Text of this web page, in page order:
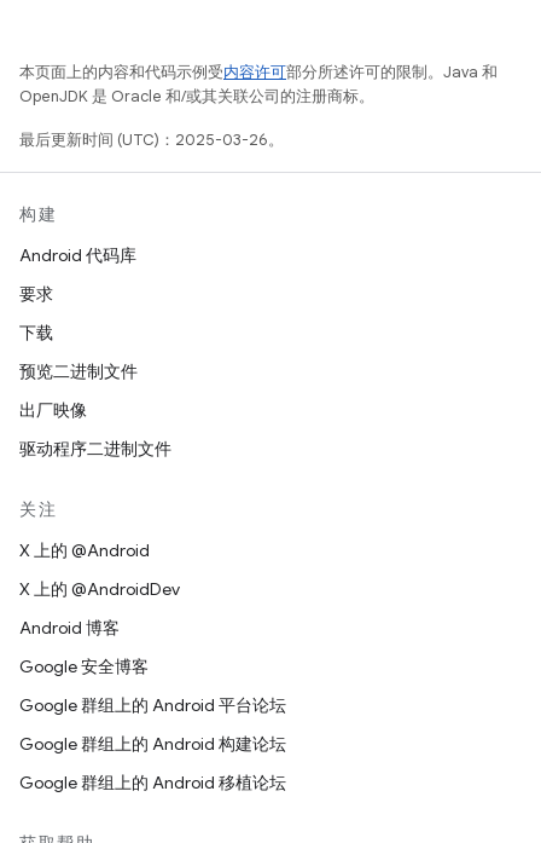
本页面上的内容和代码示例受内容许可部分所述许可的限制。Java 和
OpenJDK 是 Oracle 和/或其关联公司的注册商标。
最后更新时间 (UTC)：2025-03-26。
构建
Android 代码库
要求
下载
预览二进制文件
出厂映像
驱动程序二进制文件
关注
X 上的 @Android
X 上的 @AndroidDev
Android 博客
Google 安全博客
Google 群组上的 Android 平台论坛
Google 群组上的 Android 构建论坛
Google 群组上的 Android 移植论坛